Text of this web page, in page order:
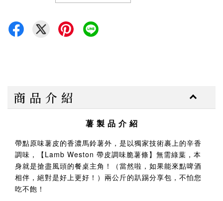
商 品 介 紹
薯 製 品 介 紹
帶點原味薯皮的香濃馬鈴薯外，是以獨家技術裹上的辛香
調味，【Lamb Weston 帶皮調味脆薯條】無需綠葉，本
身就是搶盡風頭的餐桌主角！（當然啦，如果能來點啤酒
相伴，絕對是好上更好！）兩公斤的趴踢分享包，不怕您
吃不飽！